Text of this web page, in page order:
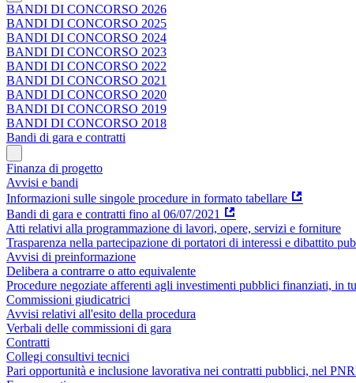
BANDI DI CONCORSO 2026
BANDI DI CONCORSO 2025
BANDI DI CONCORSO 2024
BANDI DI CONCORSO 2023
BANDI DI CONCORSO 2022
BANDI DI CONCORSO 2021
BANDI DI CONCORSO 2020
BANDI DI CONCORSO 2019
BANDI DI CONCORSO 2018
Bandi di gara e contratti
Finanza di progetto
Avvisi e bandi
Informazioni sulle singole procedure in formato tabellare
Bandi di gara e contratti fino al 06/07/2021
Atti relativi alla programmazione di lavori, opere, servizi e forniture
Trasparenza nella partecipazione di portatori di interessi e dibattito
Avvisi di preinformazione
Delibera a contrarre o atto equivalente
Procedure negoziate afferenti agli investimenti pubblici finanziati, in
Commissioni giudicatrici
Avvisi relativi all'esito della procedura
Verbali delle commissioni di gara
Contratti
Collegi consultivi tecnici
Pari opportunità e inclusione lavorativa nei contratti pubblici, nel